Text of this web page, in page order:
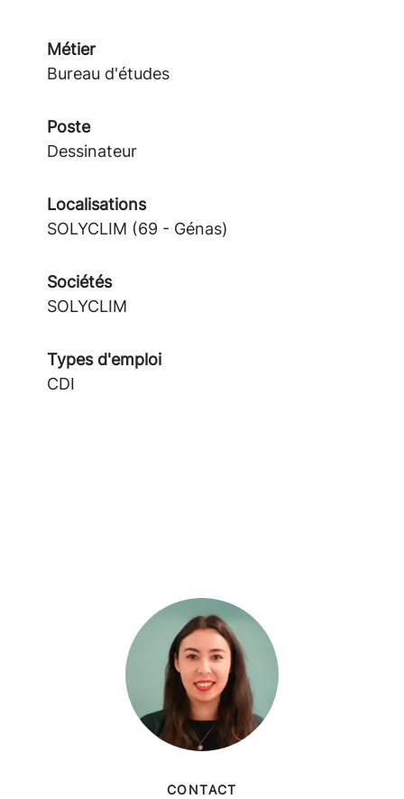
Métier
Bureau d'études
Poste
Dessinateur
Localisations
SOLYCLIM (69 - Génas)
Sociétés
SOLYCLIM
Types d'emploi
CDI
CONTACT